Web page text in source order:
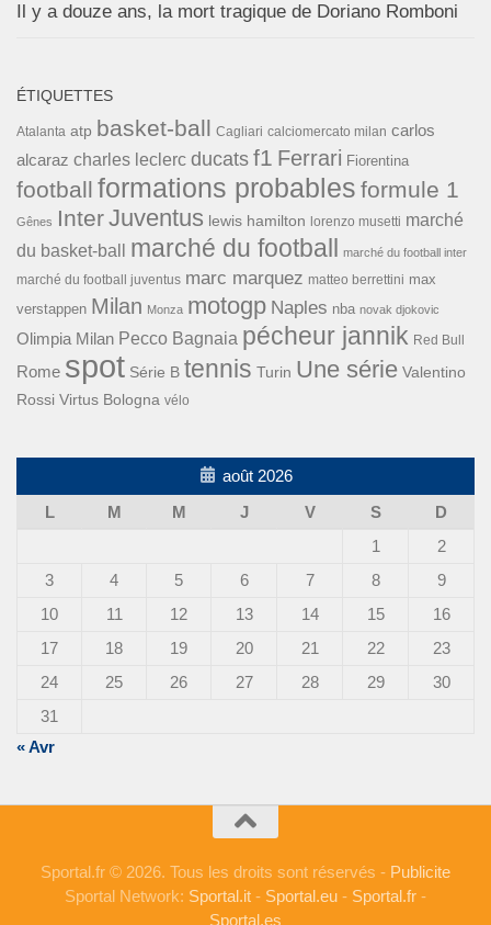
Il y a douze ans, la mort tragique de Doriano Romboni
ÉTIQUETTES
Atalanta atp basket-ball Cagliari calciomercato milan carlos
alcaraz charles leclerc ducats f1 Ferrari Fiorentina
football formations probables formule 1
Gênes InterJuventus lewis hamilton lorenzo musetti marché
du basket-ball
marché du football marché du football inter
marché du football juventus marc marquez matteo berrettini max
verstappen Milan Monza motogp Naples nba novak djokovic
Olimpia Milan Pecco Bagnaia pécheur jannik Red Bull
Rome spot Série B tennis Turin Une série Valentino
Rossi Virtus Bologna vélo
août 2026
L
M M J V S
D
1
2
3
4 5 6 7 8
9
10
11 12 13 14 15
16
17
18 19 20 21 22
23
24
25 26 27 28 29
30
31
« Avr
Sportal.fr © 2026. Tous les droits sont réservés - Publicite
Sportal Network: Sportal.it - Sportal.eu - Sportal.fr -
Sportal.es